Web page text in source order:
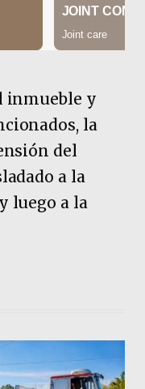
inmueble y
la
del
a la
luego a la